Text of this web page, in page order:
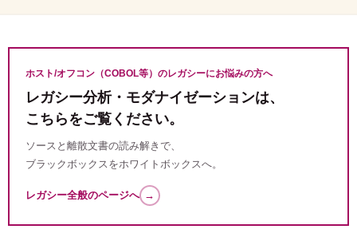
ホスト/オフコン（COBOL等）のレガシーにお悩みの方へ
レガシー分析・モダナイゼーションは、
こちらをご覧ください。
ソースと離散文書の読み解きで、
ブラックボックスをホワイトボックスへ。
レガシー全般のページへ →